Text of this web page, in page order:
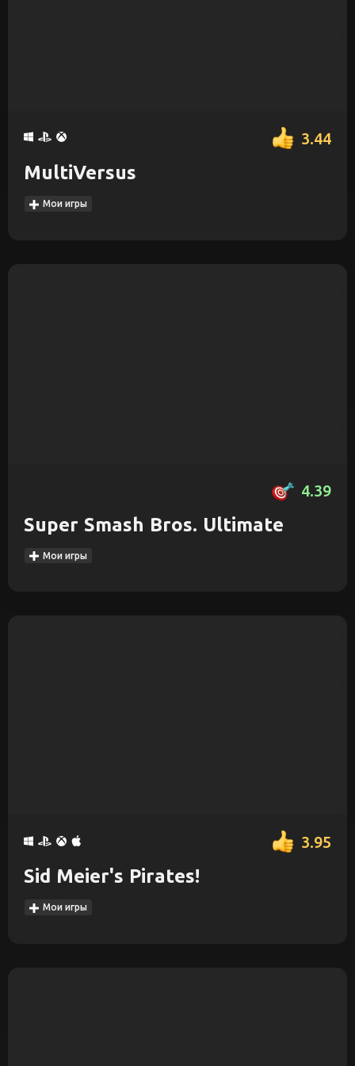
3.44
MultiVersus
Мои игры
4.39
Super Smash Bros. Ultimate
Мои игры
3.95
Sid Meier's Pirates!
Мои игры